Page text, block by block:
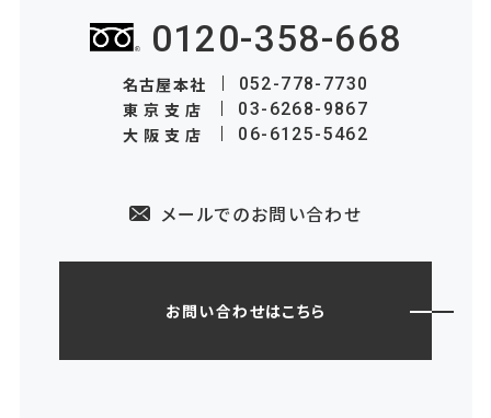
0120-358-668
名古屋本社 052-778-7730
東京支店 03-6268-9867
大阪支店 06-6125-5462
メールでのお問い合わせ
お問い合わせはこちら